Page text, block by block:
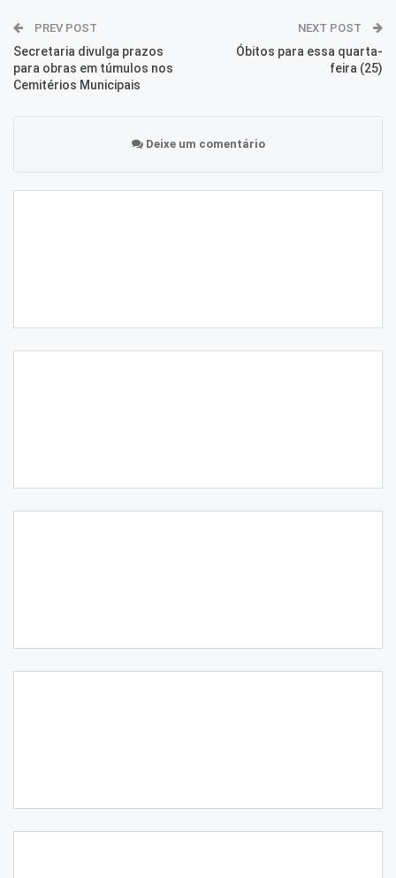
PREV POST
Secretaria divulga prazos
para obras em túmulos nos
Cemitérios Municipais
NEXT POST
Óbitos para essa quarta-
feira (25)
Deixe um comentário